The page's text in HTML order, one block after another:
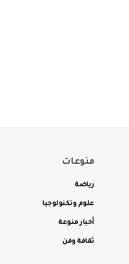
منوعات
رياضة
علوم وتكنولوجيا
أخبار منوعة
ثقافة وفن